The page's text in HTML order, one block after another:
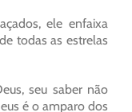
ele enfaixa
todas as estrelas
seu saber não
é o amparo dos